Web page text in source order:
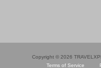
Copyright © 2026
Terms of Service